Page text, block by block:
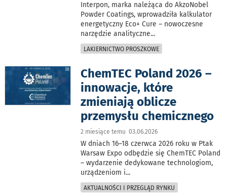
Interpon, marka należąca do AkzoNobel
Powder Coatings, wprowadziła kalkulator
energetyczny Eco+ Cure – nowoczesne
narzędzie analityczne...
LAKIERNICTWO PROSZKOWE
ChemTEC Poland 2026 –
innowacje, które
zmieniają oblicze
przemysłu chemicznego
2 miesiące temu 03.06.2026
W dniach 16–18 czerwca 2026 roku w Ptak
Warsaw Expo odbędzie się ChemTEC Poland
– wydarzenie dedykowane technologiom,
urządzeniom i...
AKTUALNOŚCI I PRZEGLĄD RYNKU